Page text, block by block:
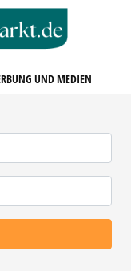
UND MEDIEN